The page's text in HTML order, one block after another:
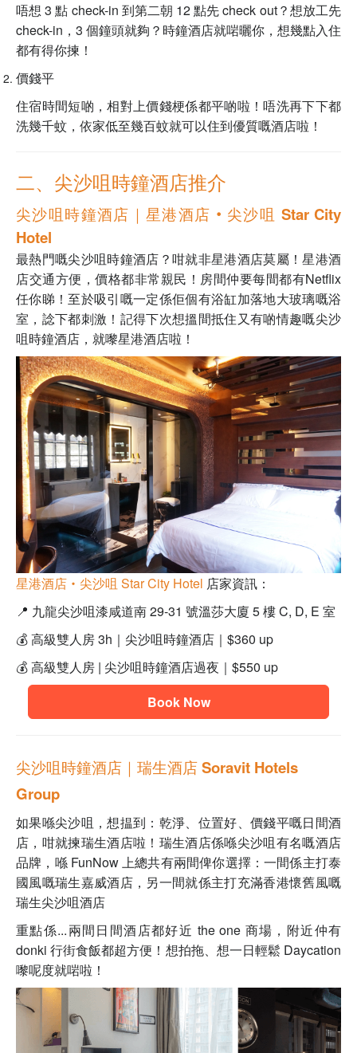
唔想 3 點 check-in 到第二朝 12 點先 check out？想放工先
check-in，3 個鐘頭就夠？時鐘酒店就啱曬你，想幾點入住
都有得你揀！
價錢平
住宿時間短啲，相對上價錢梗係都平啲啦！唔洗再下下都
洗幾千蚊，依家低至幾百蚊就可以住到優質嘅酒店啦！
二、尖沙咀時鐘酒店推介
尖沙咀時鐘酒店｜星港酒店‧尖沙咀 Star City
Hotel
最熱門嘅尖沙咀時鐘酒店？咁就非星港酒店莫屬！星港酒
店交通方便，價格都非常親民！房間仲要每間都有Netflix
任你睇！至於吸引嘅一定係佢個有浴缸加落地大玻璃嘅浴
室，諗下都刺激！記得下次想搵間抵住又有啲情趣嘅尖沙
咀時鐘酒店，就嚟星港酒店啦！
星港酒店‧尖沙咀 Star City Hotel 店家資訊：
📍 九龍尖沙咀漆咸道南 29-31 號溫莎大廈 5 樓 C, D, E 室
💰高級雙人房 3h｜尖沙咀時鐘酒店｜$360 up
💰 高級雙人房 | 尖沙咀時鐘酒店過夜｜$550 up
Book Now
尖沙咀時鐘酒店｜ 瑞生酒店 Soravit Hotels
Group
如果喺尖沙咀，想揾到：乾淨、位置好、價錢平嘅日間酒
店，咁就揀瑞生酒店啦！瑞生酒店係喺尖沙咀有名嘅酒店
品牌，喺 FunNow 上總共有兩間俾你選擇：一間係主打泰
國風嘅瑞生嘉威酒店，另一間就係主打充滿香港懷舊風嘅
瑞生尖沙咀酒店
重點係...兩間日間酒店都好近 the one 商場，附近仲有
donki 行街食飯都超方便！想拍拖、想一日輕鬆 Daycation
嚟呢度就啱啦！